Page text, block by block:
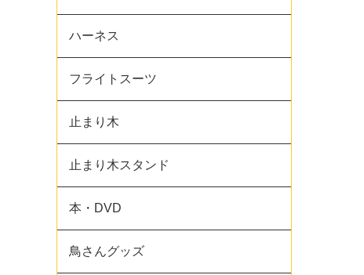
ハーネス
フライトスーツ
止まり木
止まり木スタンド
本・DVD
鳥さんグッズ